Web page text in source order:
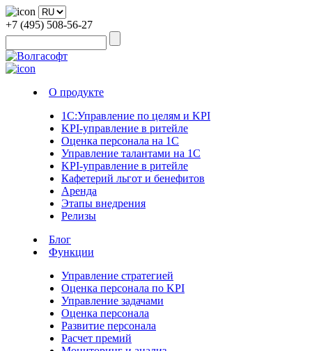
+7 (495) 508-56-27
О продукте
1С:Управление по целям и KPI
KPI-управление в ритейле
Оценка персонала на 1С
Управление талантами на 1С
KPI-управление в ритейле
Кафетерий льгот и бенефитов
Аренда
Этапы внедрения
Релизы
Блог
Функции
Управление стратегией
Оценка персонала по KPI
Управление задачами
Оценка персонала
Развитие персонала
Расчет премий